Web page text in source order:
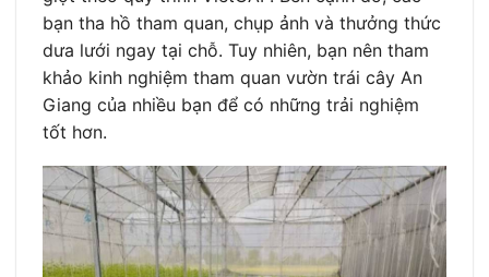
bạn tha hồ tham quan, chụp ảnh và thưởng thức
dưa lưới ngay tại chỗ. Tuy nhiên, bạn nên tham
khảo kinh nghiệm tham quan vườn trái cây An
Giang của nhiều bạn để có những trải nghiệm
tốt hơn.